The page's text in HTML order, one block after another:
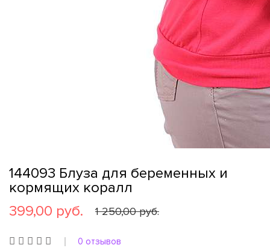
144093 Блуза для беременных и
кормящих коралл
399,00 руб.
1 250,00 руб.
0 отзывов